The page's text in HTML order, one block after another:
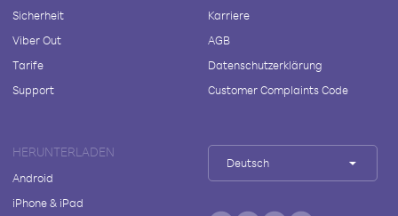
Sicherheit
Viber Out
Tarife
Support
Karriere
AGB
Datenschutzerklärung
Customer Complaints Code
HERUNTERLADEN
Android
iPhone & iPad
Deutsch